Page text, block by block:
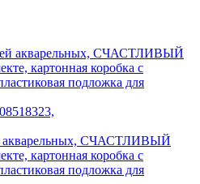
акварельных, СЧАСТЛИВЫЙ
картонная коробка с
подложка для